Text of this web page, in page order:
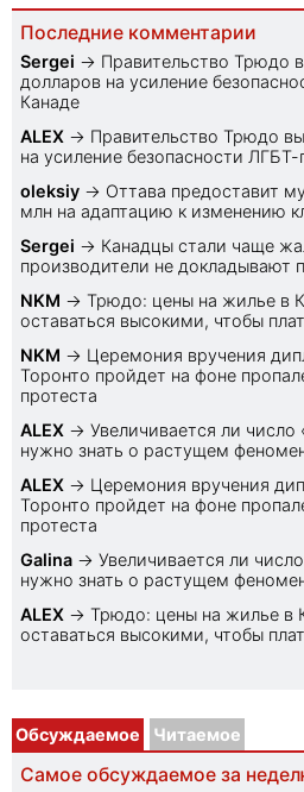
Последние комментарии
Sеrgei → Правительство Трюдо
долларов на усиление
Канаде
ALEX → Правительство Трюдо
на усиление безопасности
oleksiy → Оттава предоставит
млн на адаптацию к изменению
Sеrgei → Канадцы стали чаще
производители не докладывают
NKM → Трюдо: цены на жилье в
оставаться высокими, чтобы
NKM → Церемония вручения
Торонто пройдет на фоне
протеста
ALEX → Увеличивается ли
нужно знать о растущем
ALEX → Церемония вручения
Торонто пройдет на фоне
протеста
Galina → Увеличивается ли
нужно знать о растущем
ALEX → Трюдо: цены на жилье в
оставаться высокими, чтобы
Обсуждаемое Читаемое
Самое обсуждаемое за